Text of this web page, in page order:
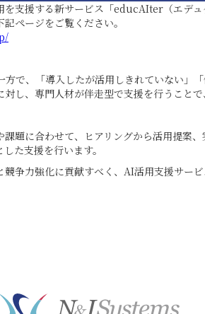
支援する新サービス「educAIter（エデュ
ページをご覧ください。
で、「導入したが活用しきれていない」
し、専門人材が伴走型で支援を行うこと
題に合わせて、ヒアリングから活用提案
た支援を行います。
争力強化に貢献すべく、AI活用支援サービ